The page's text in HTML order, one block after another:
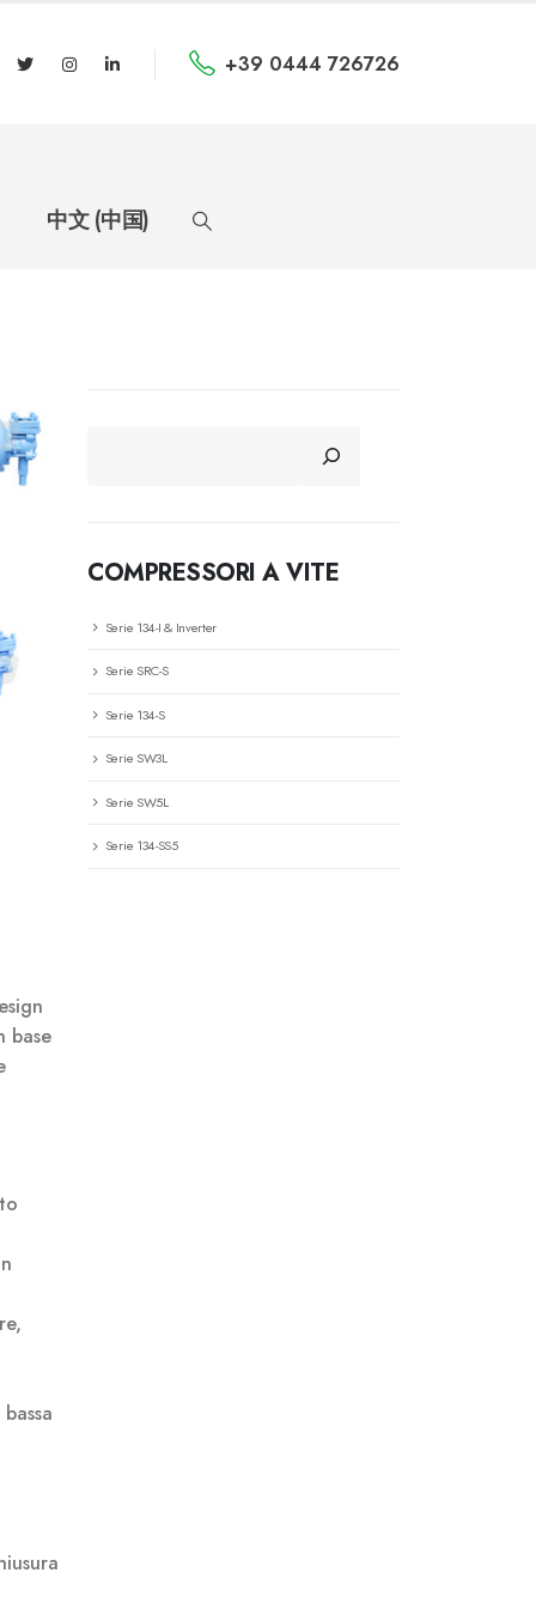
+39 0444 726726
中文 (中国)
base
COMPRESSORI A VITE
Serie 134-I & Inverter
Serie SRC-S
Serie 134-S
Serie SW3L
Serie SW5L
Serie 134-SS5